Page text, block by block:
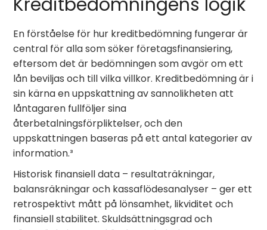
En förståelse för hur kreditbedömning fungerar är
central för alla som söker företagsfinansiering,
eftersom det är bedömningen som avgör om ett
lån beviljas och till vilka villkor. Kreditbedömning är i
sin kärna en uppskattning av sannolikheten att
låntagaren fullföljer sina
återbetalningsförpliktelser, och den
uppskattningen baseras på ett antal kategorier av
information.³
Historisk finansiell data – resultaträkningar,
balansräkningar och kassaflödesanalyser – ger ett
retrospektivt mått på lönsamhet, likviditet och
finansiell stabilitet. Skuldsättningsgrad och